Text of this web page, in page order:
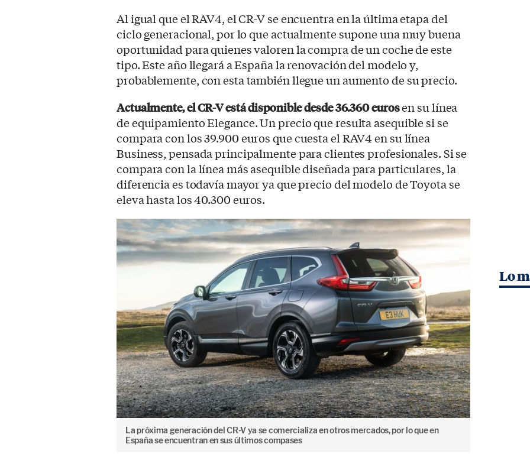
Al igual que el RAV4, el CR-V se encuentra en la última etapa del
ciclo generacional, por lo que actualmente supone una muy buena
oportunidad para quienes valoren la compra de un coche de este
tipo. Este año llegará a España la renovación del modelo y,
probablemente, con esta también llegue un aumento de su precio.
Actualmente, el CR-V está disponible desde 36.360 eurosen su línea
de equipamiento Elegance. Un precio que resulta asequible si se
compara con los 39.900 euros que cuesta el RAV4 en su línea
Business, pensada principalmente para clientes profesionales. Si se
compara con la línea más asequible diseñada para particulares, la
diferencia es todavía mayor ya que precio del modelo de Toyota se
eleva hasta los 40.300 euros.
La próxima generación del CR-V ya se comercializa en otros mercados, por lo que en
España se encuentran en sus últimos compases
Lo